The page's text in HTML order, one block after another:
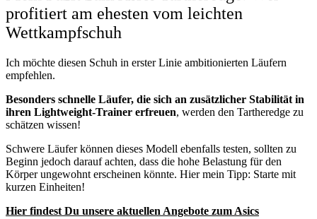
profitiert am ehesten vom leichten
Wettkampfschuh
Ich möchte diesen Schuh in erster Linie ambitionierten Läufern
empfehlen.
Besonders schnelle Läufer, die sich an zusätzlicher Stabilität in
ihren Lightweight-Trainer erfreuen, werden den Tartheredge zu
schätzen wissen!
Schwere Läufer können dieses Modell ebenfalls testen, sollten zu
Beginn jedoch darauf achten, dass die hohe Belastung für den
Körper ungewohnt erscheinen könnte. Hier mein Tipp: Starte mit
kurzen Einheiten!
Hier findest Du unsere aktuellen Angebote zum Asics